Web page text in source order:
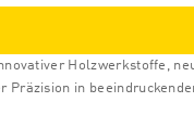
Holzwerkstoffe,
Präzision in